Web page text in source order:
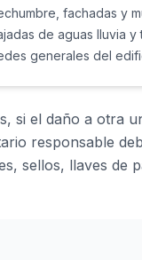
fachadas y
de aguas lluvia y
generales del
si el daño a otra
responsable
sellos, llaves de